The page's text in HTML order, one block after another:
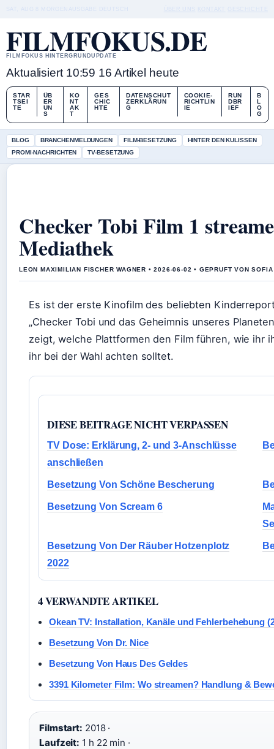
FILMFOKUS.DE
FILMFOKUS HINTERGRUNDUPDATE
Aktualisiert 10:59 16 Artikel heute
STAR
TSEI
TE
ÜB
ER
UN
S
KO
NT
AK
T
GES
CHIC
HTE
DATENSCHUT
ZERKLÄRUN
G
COOKIE-
RICHTLIN
IE
RUN
DBR
IEF
B
L
O
G
BLOG BRANCHENMELDUNGEN FILM-BESETZUNG
HINTER DEN KULISSEN
PROMI-NACHRICHTEN
TV-BESETZUNG
Checker Tobi Film 1
Mediathek
LEON MAXIMILIAN FISCHER WAGNER • 2026-06-02 • GEPRUFT VON SOFIA
Es ist der erste Kinofilm des beliebten
„Checker Tobi und das Geheimnis unseres
zeigt, welche Plattformen den Film führen, wie ihr
ihr bei der Wahl achten solltet.
DIESE BEITRAGE NICHT VERPASSEN
TV Dose: Erklärung, 2- und 3-Anschlüsse
anschließen
Besetzung Von Schöne Bescherung
Besetzung Von Scream 6
Besetzung Von Der Räuber Hotzenplotz
2022
4 VERWANDTE ARTIKEL
Okean TV: Installation, Kanäle und Fehlerbehebung
Besetzung Von Dr. Nice
Besetzung Von Haus Des Geldes
3391 Kilometer Film: Wo streamen? Handlung &
Filmstart: 2018 ·
Laufzeit: 1 h 22 min ·